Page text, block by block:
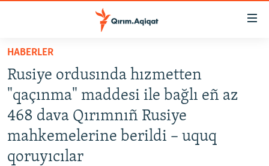
Esas
qaytmaq
Baş
navigatsiyağa
qaytmaq
Qıdıruvğa
qaytmaq
SİYASET
İQTİSADİYAT
CEMİYET
MEDENİYET
HABERLER
Rusiye ordusında hızmetten
"qaçınma" maddesi ile bağlı eñ az
468 dava Qırımnıñ Rusiye
mahkemelerine berildi – uquq
qoruyıcılar